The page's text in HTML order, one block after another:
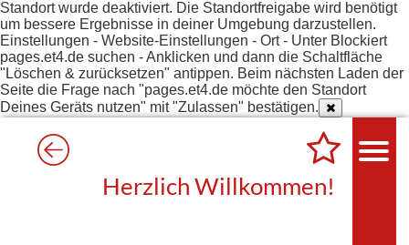
Standort wurde deaktiviert. Die Standortfreigabe wird benötigt
um bessere Ergebnisse in deiner Umgebung darzustellen.
Einstellungen - Website-Einstellungen - Ort - Unter Blockiert
pages.et4.de suchen - Anklicken und dann die Schaltfläche
"Löschen & zurücksetzen" antippen. Beim nächsten Laden der
Seite die Frage nach "pages.et4.de möchte den Standort
Deines Geräts nutzen" mit "Zulassen" bestätigen.
Herzlich Willkommen!